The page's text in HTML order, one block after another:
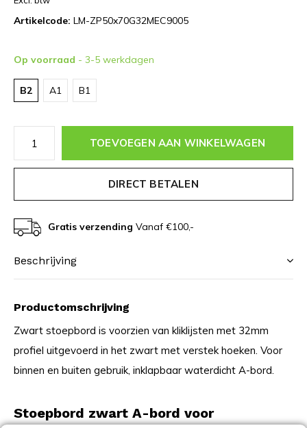
Artikelcode: LM-ZP50x70G32MEC9005
Op voorraad - 3-5 werkdagen
B2 A1 B1
TOEVOEGEN AAN WINKELWAGEN
DIRECT BETALEN
Gratis verzending Vanaf €100,-
Beschrijving
Productomschrijving
Zwart stoepbord is voorzien van kliklijsten met 32mm
profiel uitgevoerd in het zwart met verstek hoeken. Voor
binnen en buiten gebruik, inklapbaar waterdicht A-bord.
Stoepbord zwart A-bord voor